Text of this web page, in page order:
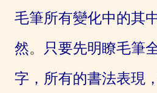
毛筆所有變化中的其
然。 只要先明瞭毛筆
字，所有的書法表現